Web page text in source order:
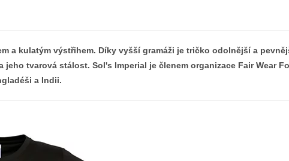
a kulatým výstřihem. Díky vyšší gramáži je tričko odolnější a
jeho tvarová stálost. Sol's Imperial je členem organizace Fair Wear
a Indii.